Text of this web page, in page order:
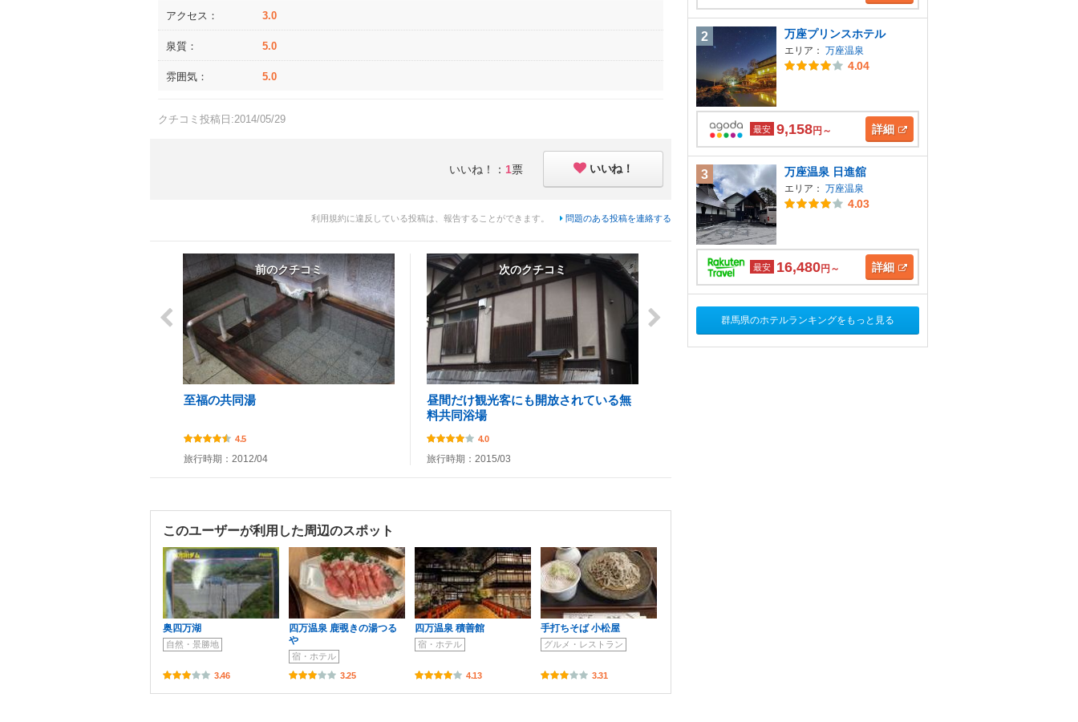
アクセス： 3.0
泉質： 5.0
雰囲気： 5.0
クチコミ投稿日:2014/05/29
いいね！： 1票 いいね！
利用規約に違反している投稿は、報告することができます。 問題のある投稿を連絡する
前のクチコミ
至福の共同湯
4.5
旅行時期：2012/04
次のクチコミ
昼間だけ観光客にも開放されている無
料共同浴場
4.0
旅行時期：2015/03
このユーザーが利用した周辺のスポット
奥四万湖
自然・景勝地
3.46
四万温泉 鹿覗きの湯つる
や
宿・ホテル
3.25
四万温泉 積善館
宿・ホテル
4.13
手打ちそば 小松屋
グルメ・レストラン
3.31
2 万座プリンスホテル
エリア： 万座温泉
4.04
最安 9,158円～ 詳細
3 万座温泉 日進舘
エリア： 万座温泉
4.03
最安 16,480円～ 詳細
群馬県のホテルランキングをもっと見る